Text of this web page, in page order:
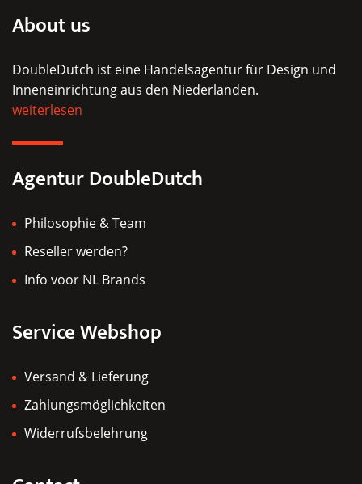
About us
DoubleDutch ist eine Handelsagentur für Design und
Inneneinrichtung aus den Niederlanden.
weiterlesen
Agentur DoubleDutch
Philosophie & Team
Reseller werden?
Info voor NL Brands
Service Webshop
Versand & Lieferung
Zahlungsmöglichkeiten
Widerrufsbelehrung